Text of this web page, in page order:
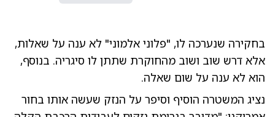
בחקירה שנערכה לו, "פלוני אלמוני" לא ענה על שאלות,
אלא דרש שוב ושוב מהחוקרת שתתן לו סיגריה. בנוסף,
הוא לא ענה על שום שאלה.
נציג המשטרה הוסיף וסיפר על הנזק שעשה אותו בחור